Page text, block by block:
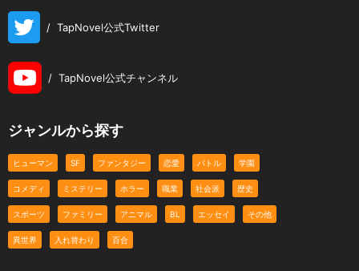
/ TapNovel公式Twitter
/ TapNovel公式チャンネル
ジャンルから探す
ヒューマン SF ファンタジー 恋愛 バトル 学園
コメディ ミステリー ホラー 職業 社会派 歴史
スポーツ ファミリー アニマル BL エッセイ その他
異世界 入れ替わり 百合